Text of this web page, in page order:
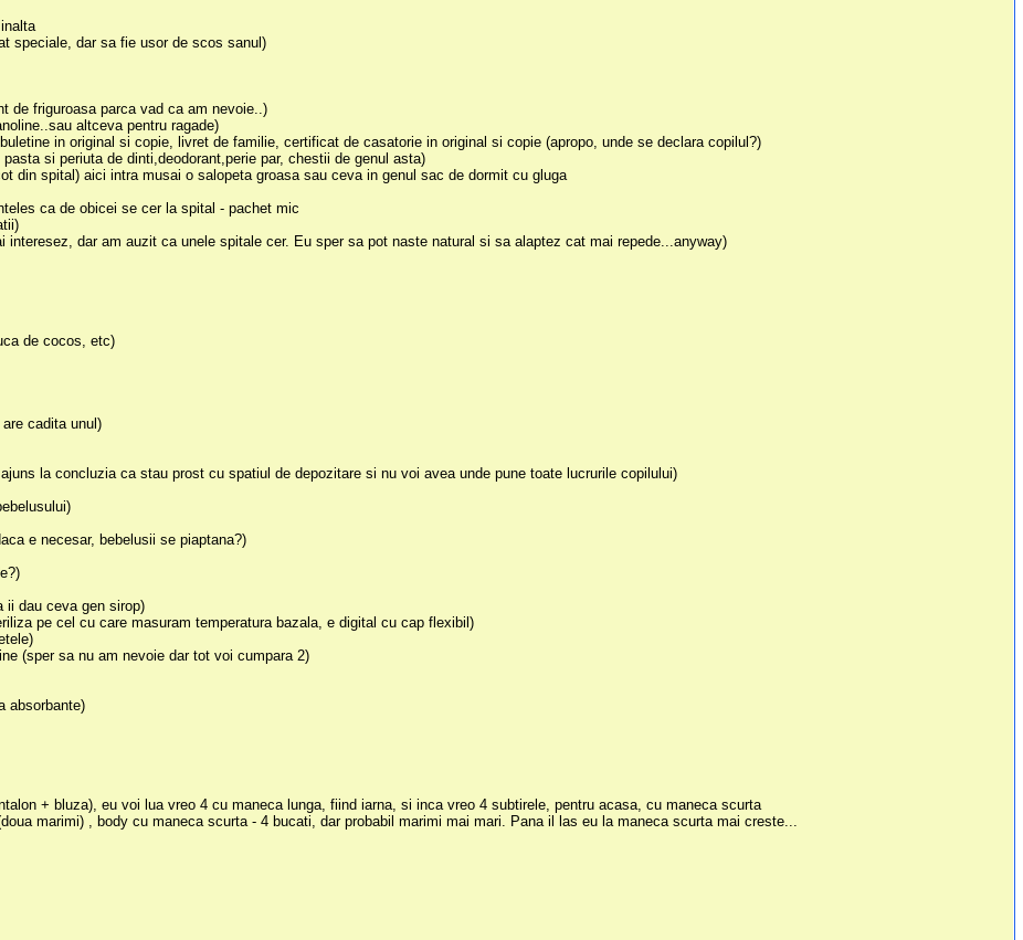
speciale, dar sa fie usor de scos sanul)
de friguroasa parca vad ca am nevoie..)
altceva pentru ragade)
in original si copie, livret de familie, certificat de casatorie in original si copie (apropo, unde se declara copilul?)
si periuta de dinti,deodorant,perie par, chestii de genul asta)
din spital) aici intra musai o salopeta groasa sau ceva in genul sac de dormit cu gluga
ca de obicei se cer la spital - pachet mic
interesez, dar am auzit ca unele spitale cer. Eu sper sa pot naste natural si sa alaptez cat mai repede...anyway)
de cocos, etc)
cadita unul)
la concluzia ca stau prost cu spatiul de depozitare si nu voi avea unde pune toate lucrurile copilului)
e necesar, bebelusii se piaptana?)
ii dau ceva gen sirop)
pe cel cu care masuram temperatura bazala, e digital cu cap flexibil)
(sper sa nu am nevoie dar tot voi cumpara 2)
absorbante)
+ bluza), eu voi lua vreo 4 cu maneca lunga, fiind iarna, si inca vreo 4 subtirele, pentru acasa, cu maneca scurta
marimi) , body cu maneca scurta - 4 bucati, dar probabil marimi mai mari. Pana il las eu la maneca scurta mai creste...